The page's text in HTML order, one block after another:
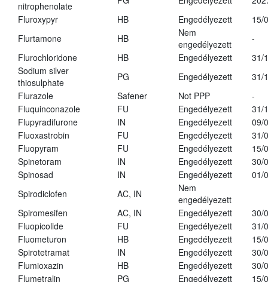
nitrophenolate
Fluroxypyr
HB Engedélyezett
15/
Flurtamone
HB
Nem
engedélyezett
-
Flurochloridone
HB Engedélyezett
31/
Sodium silver
thiosulphate
PG Engedélyezett
31/
Flurazole
Safener Not PPP
-
Fluquinconazole
FU Engedélyezett
31/
Flupyradifurone
IN Engedélyezett
09/
Fluoxastrobin
FU Engedélyezett
31/
Fluopyram
FU Engedélyezett
15/
Spinetoram
IN Engedélyezett
30/
Spinosad
IN Engedélyezett
01/
Spirodiclofen
AC, IN
Nem
engedélyezett
Spiromesifen
AC, IN Engedélyezett
30/
Fluopicolide
FU Engedélyezett
31/
Fluometuron
HB Engedélyezett
15/
Spirotetramat
IN Engedélyezett
30/
Flumioxazin
HB Engedélyezett
30/
Flumetralin
PG Engedélyezett
15/